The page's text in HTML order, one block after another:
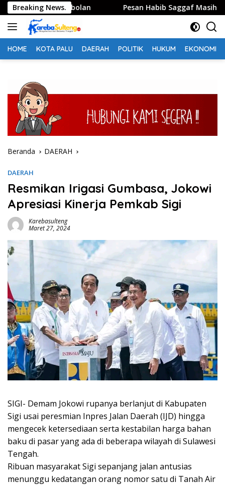
Langsung
ke
konten
Breaking News.
Susumbolan Pesan Habib Saggaf Masih
HOME KOTA PALU DAERAH POLITIK HUKUM EKONOMI
Beranda DAERAH
DAERAH
Resmikan Irigasi Gumbasa, Jokowi
Apresiasi Kinerja Pemkab Sigi
Karebasulteng
Maret 27, 2024
SIGI- Demam Jokowi rupanya berlanjut di Kabupaten
Sigi usai peresmian Inpres Jalan Daerah (IJD) hingga
mengecek ketersediaan serta kestabilan harga bahan
baku di pasar yang ada di beberapa wilayah di Sulawesi
Tengah.
Ribuan masyarakat Sigi sepanjang jalan antusias
menunggu kedatangan orang nomor satu di Tanah Air